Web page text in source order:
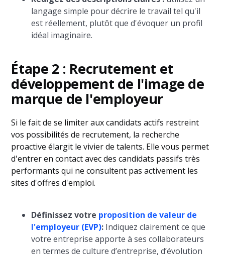
langage simple pour décrire le travail tel qu'il
est réellement, plutôt que d'évoquer un profil
idéal imaginaire.
Étape 2 : Recrutement et
développement de l'image de
marque de l'employeur
Si le fait de se limiter aux candidats actifs restreint
vos possibilités de recrutement, la recherche
proactive élargit le vivier de talents. Elle vous permet
d'entrer en contact avec des candidats passifs très
performants qui ne consultent pas activement les
sites d'offres d'emploi.
Définissez votre proposition de valeur de
l'employeur (EVP): Indiquez clairement ce que
votre entreprise apporte à ses collaborateurs
en termes de culture d’entreprise, d’évolution